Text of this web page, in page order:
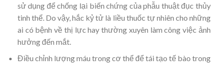
sử dụng để chống lại biến chứng của phẫu thuật đục thủy
tinh thể. Do vậy, hắc kỷ tử là liều thuốc tự nhiên cho những
ai có bệnh về thị lực hay thường xuyên làm công việc ảnh
hưởng đến mắt.
Điều chỉnh lượng máu trong cơ thể để tái tạo tế bào trong